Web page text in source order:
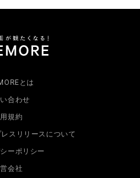
とは
合わせ
規約
スリリースについて
ーポリシー
会社